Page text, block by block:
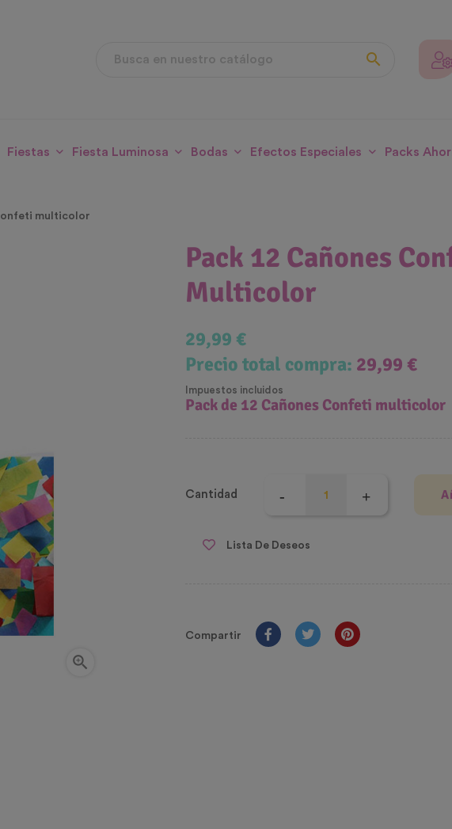

Fiestas Fiesta Luminosa Bodas Efectos Especiales Packs
multicolor

Pack 12 Cañones
Multicolor
29,99 €
Precio total compra: 29,99 €
Impuestos incluidos
Pack de 12 Cañones Confeti multicolor
Cantidad
Lista De Deseos
Compartir